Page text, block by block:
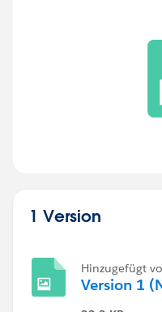
1 Version
Hinzugefügt
Version 1